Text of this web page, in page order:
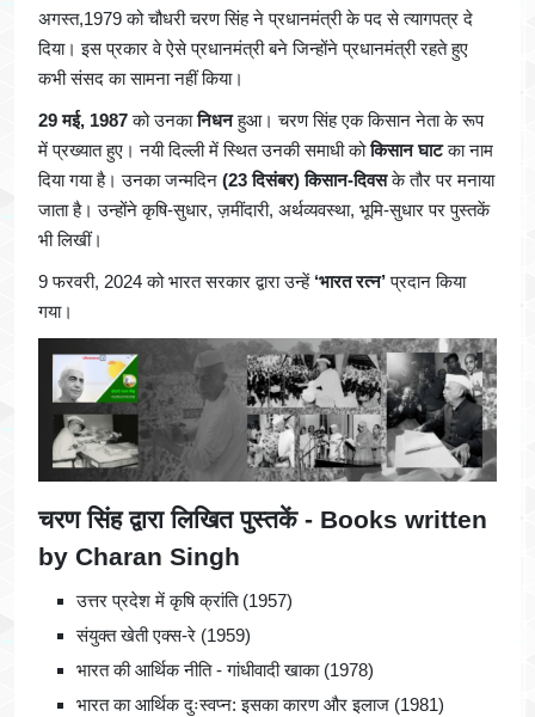
अगस्त,1979 को चौधरी चरण सिंह ने प्रधानमंत्री के पद से त्यागपत्र दे
दिया। इस प्रकार वे ऐसे प्रधानमंत्री बने जिन्होंने प्रधानमंत्री रहते हुए
कभी संसद का सामना नहीं किया।
29 मई, 1987को उनकानिधनहुआ। चरण सिंह एक किसान नेता के रूप
में प्रख्यात हुए। नयी दिल्ली में स्थित उनकी समाधी कोकिसान घाटका नाम
दिया गया है। उनका जन्मदिन (23 दिसंबर) किसान-दिवसके तौर पर मनाया
जाता है। उन्होंने कृषि-सुधार, ज़मींदारी, अर्थव्यवस्था, भूमि-सुधार पर पुस्तकें
भी लिखीं।
9 फरवरी, 2024 को भारत सरकार द्वारा उन्हें ‘भारत रत्न’प्रदान किया
गया।
चरण सिंह द्वारा लिखित पुस्तकें - Books written
by Charan Singh
उत्तर प्रदेश में कृषि क्रांति (1957)
संयुक्त खेती एक्स-रे (1959)
भारत की आर्थिक नीति - गांधीवादी खाका (1978)
भारत का आर्थिक दुःस्वप्न: इसका कारण और इलाज (1981)